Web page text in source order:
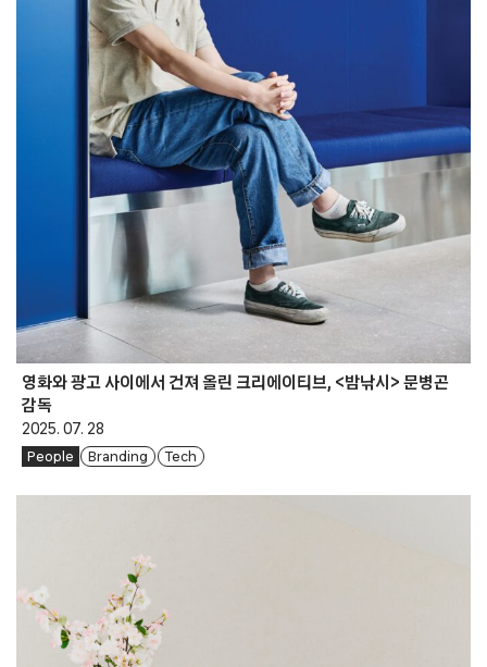
영화와 광고 사이에서 건져 올린 크리에이티브, <밤낚시> 문병곤
감독
2025. 07. 28
People Branding Tech